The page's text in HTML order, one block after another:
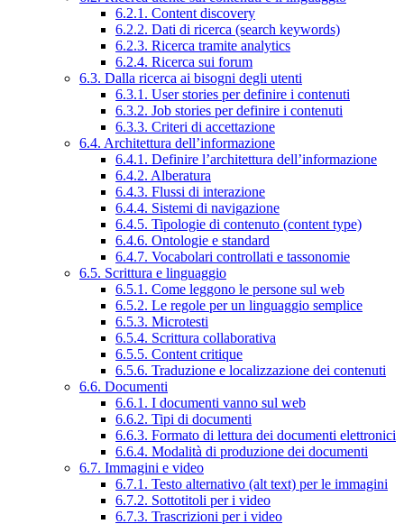
6.2.1. Content discovery
6.2.2. Dati di ricerca (search keywords)
6.2.3. Ricerca tramite analytics
6.2.4. Ricerca sui forum
6.3. Dalla ricerca ai bisogni degli utenti
6.3.1. User stories per definire i contenuti
6.3.2. Job stories per definire i contenuti
6.3.3. Criteri di accettazione
6.4. Architettura dell’informazione
6.4.1. Definire l’architettura dell’informazione
6.4.2. Alberatura
6.4.3. Flussi di interazione
6.4.4. Sistemi di navigazione
6.4.5. Tipologie di contenuto (content type)
6.4.6. Ontologie e standard
6.4.7. Vocabolari controllati e tassonomie
6.5. Scrittura e linguaggio
6.5.1. Come leggono le persone sul web
6.5.2. Le regole per un linguaggio semplice
6.5.3. Microtesti
6.5.4. Scrittura collaborativa
6.5.5. Content critique
6.5.6. Traduzione e localizzazione dei contenuti
6.6. Documenti
6.6.1. I documenti vanno sul web
6.6.2. Tipi di documenti
6.6.3. Formato di lettura dei documenti elettronici
6.6.4. Modalità di produzione dei documenti
6.7. Immagini e video
6.7.1. Testo alternativo (alt text) per le immagini
6.7.2. Sottotitoli per i video
6.7.3. Trascrizioni per i video